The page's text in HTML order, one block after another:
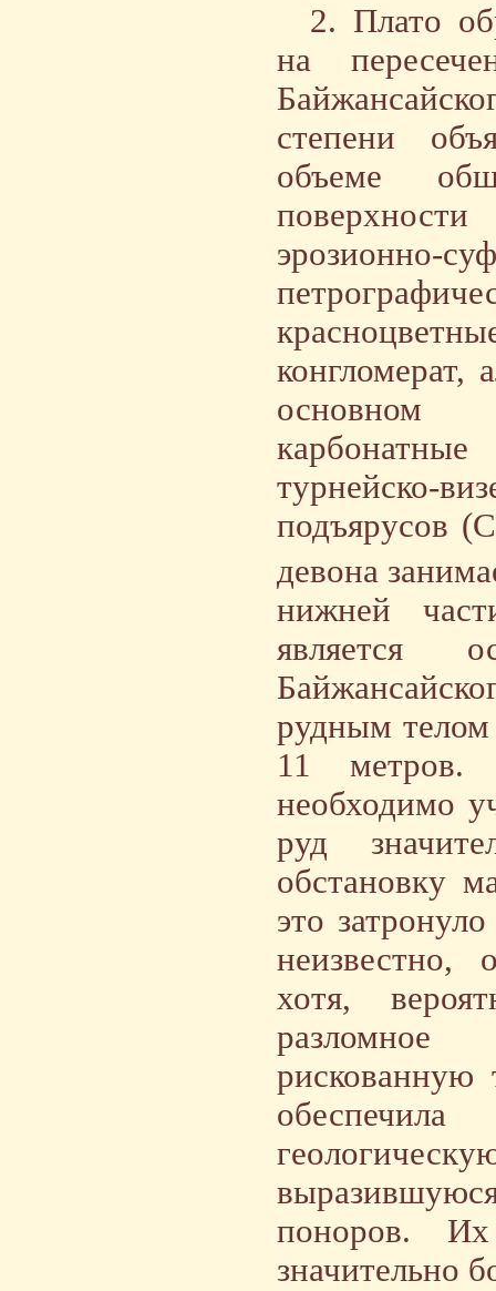
2. Плато
на
степени
объеме
конгломерат,
основном
турнейско-
подъярусов (С
девона
нижней
является
рудным
11 метров.
необходимо
руд
обстановку
это
неизвестно,
хотя,
разломное
рискованную
поноров.
значительно